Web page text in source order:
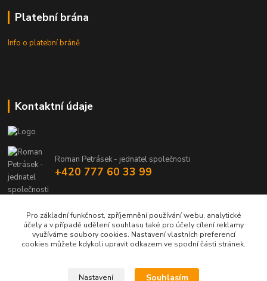
Platební brána
Info o platební bráně
Kontaktní údaje
Roman Petrásek - jednatel společnosti
+420 777 60 33 99
Pro základní funkčnost, zpříjemnění používání webu, analytické
účely a v případě udělení souhlasu také pro účely cílení reklamy
využíváme soubory cookies. Nastavení vlastních preferencí
cookies můžete kdykoli upravit odkazem ve spodní části stránek.
Nastavení Souhlasím